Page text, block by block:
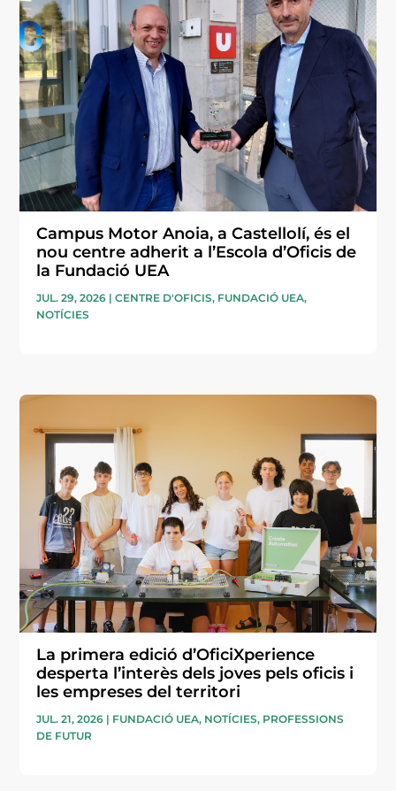
Campus Motor Anoia, a Castellolí, és el
nou centre adherit a l’Escola d’Oficis de
la Fundació UEA
JUL. 29, 2026 |CENTRE D'OFICIS, FUNDACIÓ UEA,
NOTÍCIES
La primera edició d’OficiXperience
desperta l’interès dels joves pels oficis i
les empreses del territori
JUL. 21, 2026 | FUNDACIÓ UEA, NOTÍCIES, PROFESSIONS
DE FUTUR